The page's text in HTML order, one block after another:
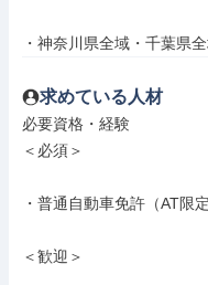
・神奈川県全域・千葉県
求めている人材
必要資格・経験
＜必須＞
・普通自動車免許（AT限定
＜歓迎＞